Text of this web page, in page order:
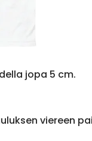
jopa 5 cm.
viereen